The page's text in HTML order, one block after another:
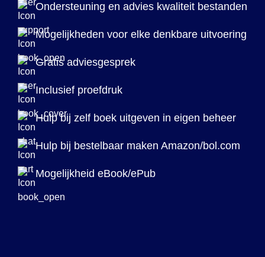
Ondersteuning en advies kwaliteit bestanden
Mogelijkheden voor elke denkbare uitvoering
Gratis adviesgesprek
Inclusief proefdruk
Hulp bij zelf boek uitgeven in eigen beheer
Hulp bij bestelbaar maken Amazon/bol.com
Mogelijkheid eBook/ePub